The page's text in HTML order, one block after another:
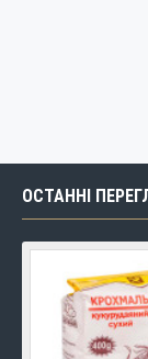
ОСТАННІ